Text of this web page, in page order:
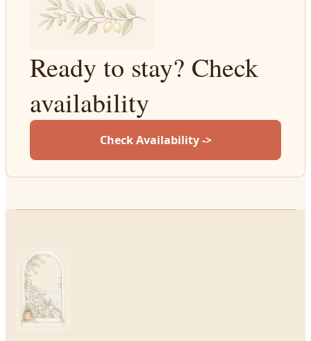
Ready to stay? Check
availability
Check Availability ->